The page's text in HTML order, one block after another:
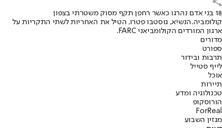
18 בני אדם נהרגו כאשר רחפן תקף מסוק משטרתי בצפון
קולומביה.הנשיא, גוסטבו פטרו, הטיל את האחריות לשתי התקריות על
ארגון המורדים הקולומביאני FARC.
מדורים
ספורט
תרבות ובידור
לייף סטייל
אוכל
תיירות
טכנולוגיה ומדע
הורוסקופ
ForReal
מגזין השבוע